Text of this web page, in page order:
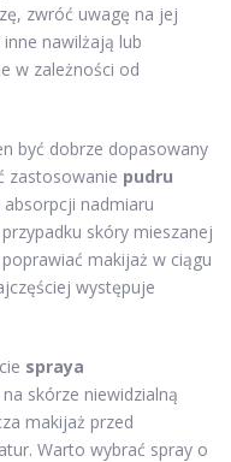
zwróć uwagę na jej
nawilżają lub
w zależności od
być dobrze dopasowany
zastosowanie pudru
nadmiaru
skóry mieszanej
makijaż w ciągu
występuje
spraya
skórze niewidzialną
makijaż przed
Warto wybrać spray o